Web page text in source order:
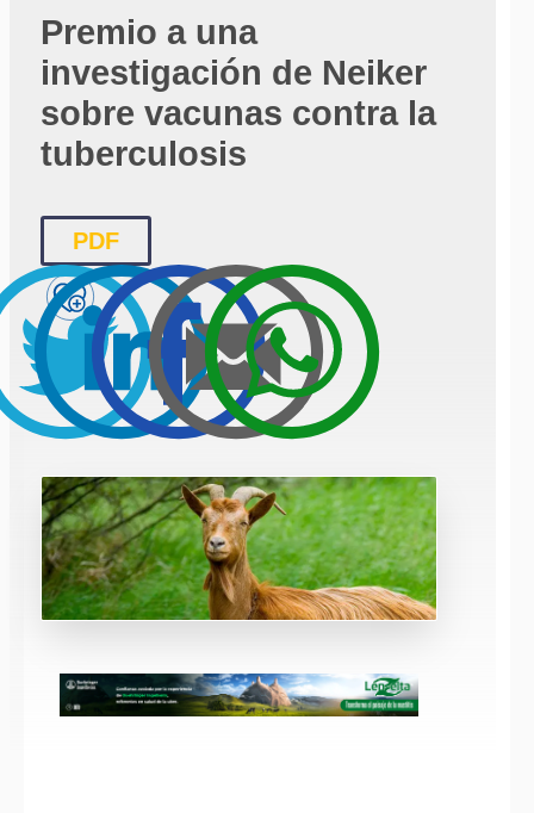
Premio a una
investigación de Neiker
sobre vacunas contra la
tuberculosis
PDF